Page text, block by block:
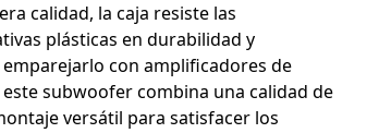
calidad, la caja resiste las
plásticas en durabilidad y
con amplificadores de
subwoofer combina una calidad de
versátil para satisfacer los